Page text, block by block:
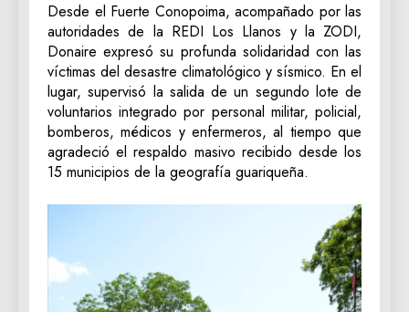
Desde el Fuerte Conopoima, acompañado por las
autoridades de la REDI Los Llanos y la ZODI,
Donaire expresó su profunda solidaridad con las
víctimas del desastre climatológico y sísmico. En el
lugar, supervisó la salida de un segundo lote de
voluntarios integrado por personal militar, policial,
bomberos, médicos y enfermeros, al tiempo que
agradeció el respaldo masivo recibido desde los
15 municipios de la geografía guariqueña.